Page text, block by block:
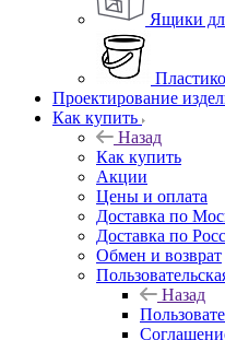
Ящики
Проектирование
Как купить
Назад
Как купить
Акции
Цены и оплата
Доставка по
Доставка по
Обмен и возврат
Назад